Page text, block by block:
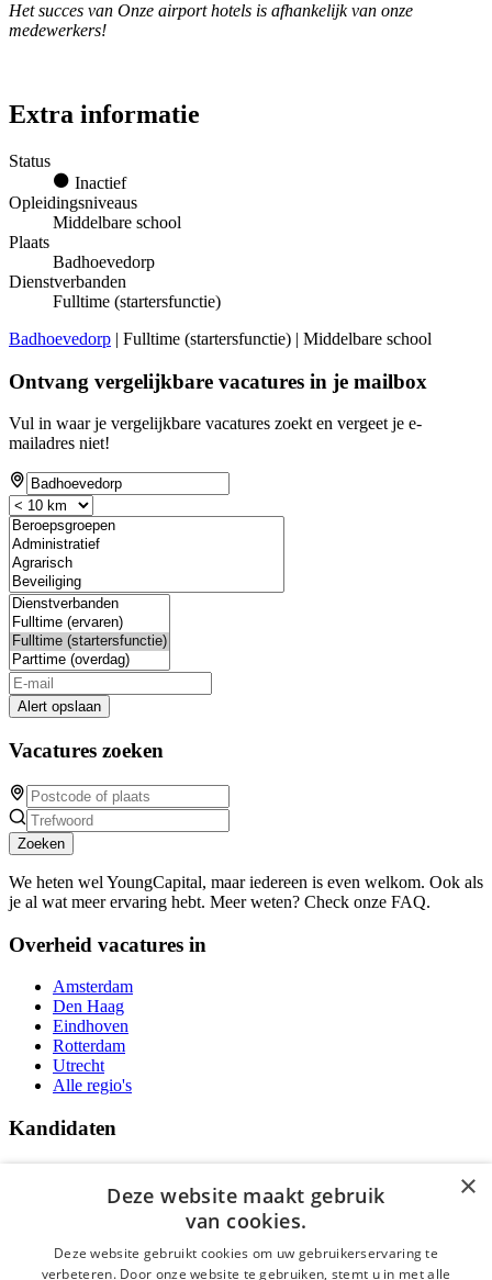
Het succes van Onze airport hotels is afhankelijk van onze
medewerkers!
Extra informatie
Status
Inactief
Opleidingsniveaus
Middelbare school
Plaats
Badhoevedorp
Dienstverbanden
Fulltime (startersfunctie)
Badhoevedorp | Fulltime (startersfunctie) | Middelbare school
Ontvang vergelijkbare vacatures in je mailbox
Vul in waar je vergelijkbare vacatures zoekt en vergeet je e-
mailadres niet!
Alert opslaan
Vacatures zoeken
Zoeken
We heten wel YoungCapital, maar iedereen is even welkom. Ook als
je al wat meer ervaring hebt. Meer weten? Check onze FAQ.
Overheid vacatures in
Amsterdam
Den Haag
Eindhoven
Rotterdam
Utrecht
Alle regio's
Kandidaten
Vacatures
Over Vacatures Overheid Online
YoungCapital IOS App
YoungCapital Android App
×
Deze website maakt gebruik
van cookies.
Deze website gebruikt cookies om uw gebruikerservaring te
verbeteren. Door onze website te gebruiken, stemt u in met alle